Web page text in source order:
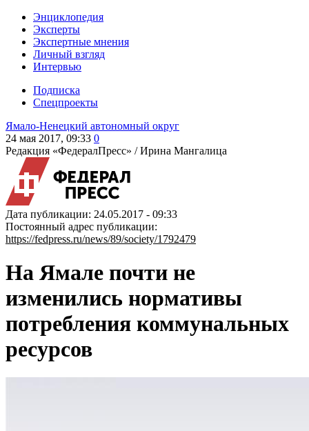
Энциклопедия
Эксперты
Экспертные мнения
Личный взгляд
Интервью
Подписка
Спецпроекты
Ямало-Ненецкий автономный округ
24 мая 2017, 09:33 0
Редакция «ФедералПресс» /Ирина Мангалица
Дата публикации: 24.05.2017 - 09:33
Постоянный адрес публикации:
https://fedpress.ru/news/89/society/1792479
На Ямале почти не
изменились нормативы
потребления коммунальных
ресурсов